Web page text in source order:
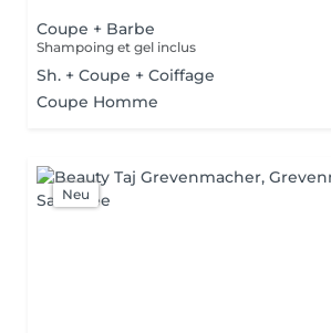
Coupe + Barbe
Shampoing et gel inclus
Sh. + Coupe + Coiffage
Coupe Homme
Neu